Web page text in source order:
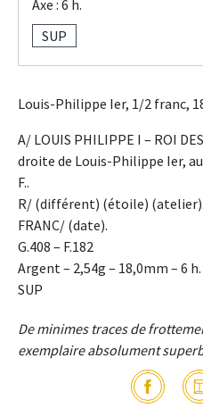
Axe : 6 h.
SUP
Louis-Philippe Ier, 1/2 franc,
A/ LOUIS PHILIPPE I – ROI
droite de Louis-Philippe Ier,
F..
R/ (différent) (étoile)
FRANC/ (date).
G.408 – F.182
Argent – 2,54g – 18,0mm – 6 h.
SUP
De minimes traces de
exemplaire absolument